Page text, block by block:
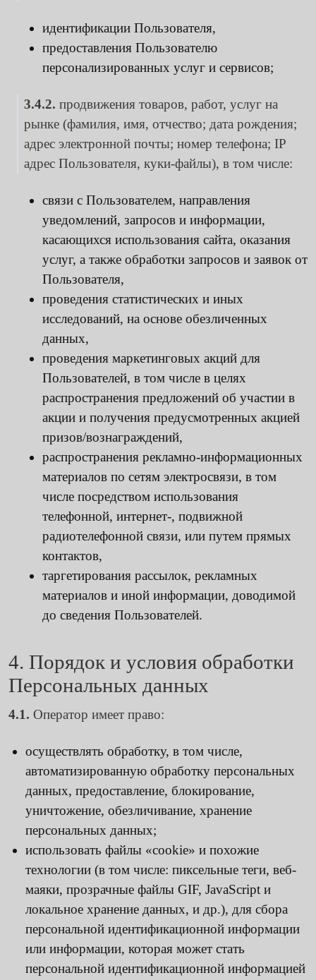
идентификации Пользователя,
предоставления Пользователю
персонализированных услуг и сервисов;
3.4.2. продвижения товаров, работ, услуг на
рынке (фамилия, имя, отчество; дата рождения;
адрес электронной почты; номер телефона; IP
адрес Пользователя, куки-файлы), в том числе:
связи с Пользователем, направления
уведомлений, запросов и информации,
касающихся использования сайта, оказания
услуг, а также обработки запросов и заявок от
Пользователя,
проведения статистических и иных
исследований, на основе обезличенных
данных,
проведения маркетинговых акций для
Пользователей, в том числе в целях
распространения предложений об участии в
акции и получения предусмотренных акцией
призов/вознаграждений,
распространения рекламно-информационных
материалов по сетям электросвязи, в том
числе посредством использования
телефонной, интернет-, подвижной
радиотелефонной связи, или путем прямых
контактов,
таргетирования рассылок, рекламных
материалов и иной информации, доводимой
до сведения Пользователей.
4. Порядок и условия обработки
Персональных данных
4.1. Оператор имеет право:
осуществлять обработку, в том числе,
автоматизированную обработку персональных
данных, предоставление, блокирование,
уничтожение, обезличивание, хранение
персональных данных;
использовать файлы «cookie» и похожие
технологии (в том числе: пиксельные теги, веб-
маяки, прозрачные файлы GIF, JavaScript и
локальное хранение данных, и др.), для сбора
персональной идентификационной информации
или информации, которая может стать
персональной идентификационной информацией